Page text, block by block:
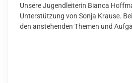
Unsere Jugendleiterin Bianca
Unterstützung von Sonja Krause.
den anstehenden Themen und